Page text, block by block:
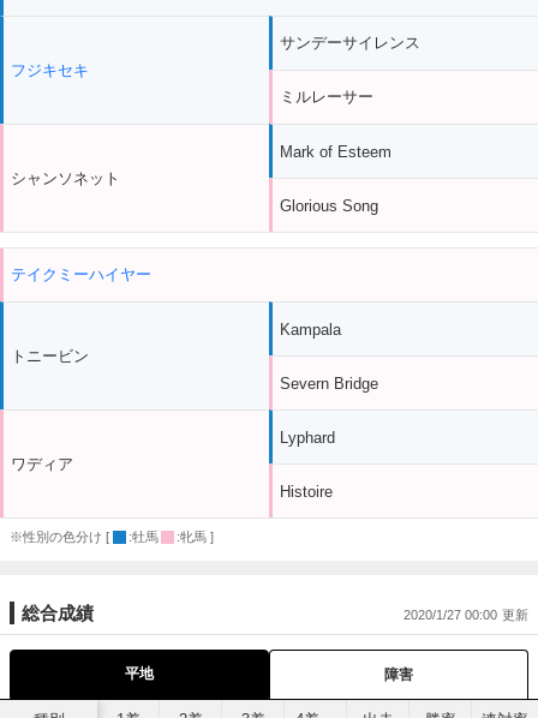
フジキセキ
シャンソネット
サンデーサイレンス
ミルレーサー
Mark of Esteem
Glorious Song
テイクミーハイヤー
トニービン
ワディア
Kampala
Severn Bridge
Lyphard
Histoire
※性別の色分け [ :牡馬 :牝馬 ]
総合成績 2020/1/27 00:00
平地 障害